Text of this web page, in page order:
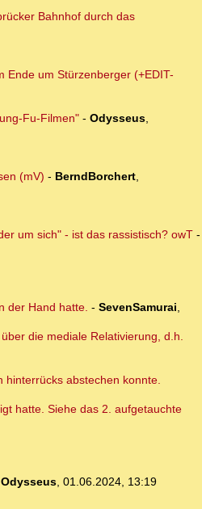
Bahnhof durch das
Ende um Stürzenberger (+EDIT-
Fu-Filmen"- Odysseus,
(mV) - BerndBorchert,
um sich" - ist das rassistisch? owT-
der Hand hatte. - SevenSamurai,
die mediale Relativierung, d.h.
hinterrücks abstechen konnte.
hatte. Siehe das 2. aufgetauchte
Odysseus, 01.06.2024, 13:19